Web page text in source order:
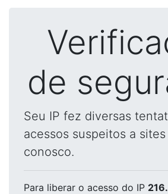
de
Seu IP fez diversas
acessos suspeitos a
conosco.
Para liberar o acesso do IP